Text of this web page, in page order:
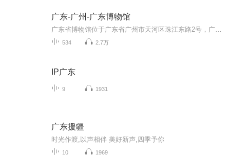
广东-广州-广东博物馆
534 2.7万
IP广东
9 1931
广东援疆
时光作渡,以声相伴 美好新声,四季予你
10 1969